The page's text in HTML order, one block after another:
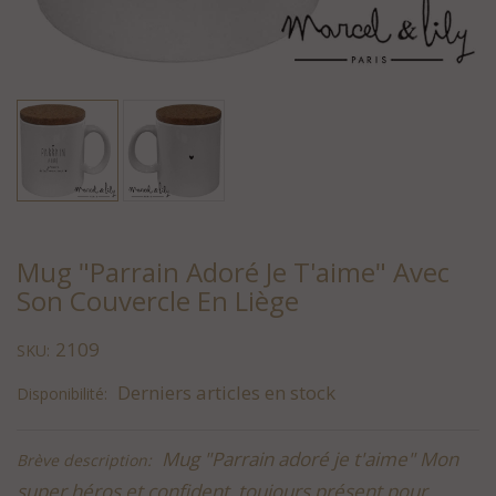
Mug "Parrain Adoré Je T'aime" Avec
Son Couvercle En Liège
SKU: 2109
Disponibilité: Derniers articles en stock
Brève description: Mug "Parrain adoré je t'aime" Mon